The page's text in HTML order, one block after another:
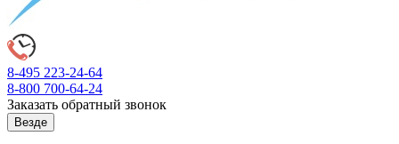
8-495 223-24-64
8-800 700-64-24
Заказать обратный звонок
Везде